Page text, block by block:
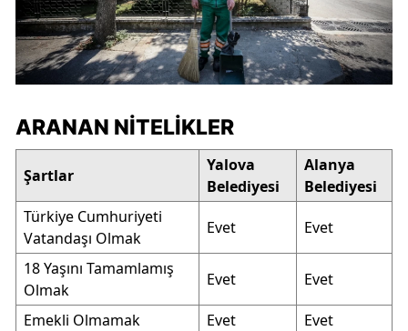
ARANAN NITELIKLER
Şartlar
Yalova
Belediyesi
Alanya
Belediyesi
Türkiye Cumhuriyeti
Vatandaşı Olmak
Evet Evet
18 Yaşını Tamamlamış
Olmak
Evet Evet
Emekli Olmamak Evet Evet